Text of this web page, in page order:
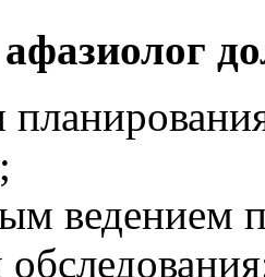
ведением